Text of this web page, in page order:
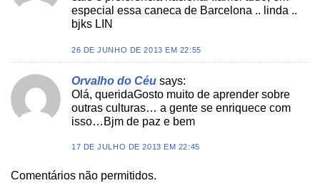
especial essa caneca de Barcelona .. linda ..
bjks LIN
26 DE JUNHO DE 2013 EM 22:55
Orvalho do Céu says:
Olá, queridaGosto muito de aprender sobre
outras culturas… a gente se enriquece com
isso…Bjm de paz e bem
17 DE JULHO DE 2013 EM 22:45
Comentários não permitidos.